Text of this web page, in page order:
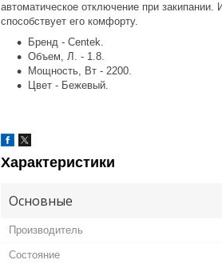
автоматическое отключение при
способствует его комфорту.
Бренд - Centek.
Объем, Л. - 1.8.
Мощность, Вт - 2200.
Цвет - Бежевый.
Характеристики
Основные
Производитель
Состояние